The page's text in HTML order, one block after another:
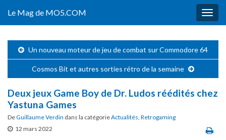
Le Mag de MO5.COM
Un nouveau moteur de jeu de combat sur Commodore 64
Cosmos Bit et autres sorties rétro de la semaine
Deux jeux Game Boy de Dr. Ludos réédités chez
Yastuna Games
DeGuillaume Verdin dans la catégorieActualités, Retrogaming
12 mars 2022